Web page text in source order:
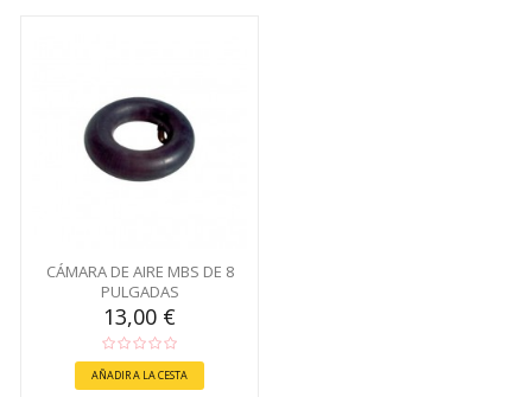
CÁMARA DE AIRE MBS DE 8
PULGADAS
13,00 €
AÑADIR A LA CESTA